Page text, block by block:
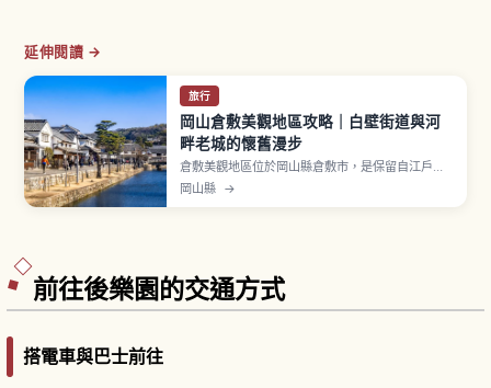
延伸閱讀 →
旅行
岡山倉敷美觀地區攻略｜白壁街道與河
畔老城的懷舊漫步
倉敷美觀地區位於岡山縣倉敷市，是保留自江戶時
代延續至今風情街景的觀光區。過去倉敷作為天領
岡山縣 →
前往後樂園的交通方式
搭電車與巴士前往